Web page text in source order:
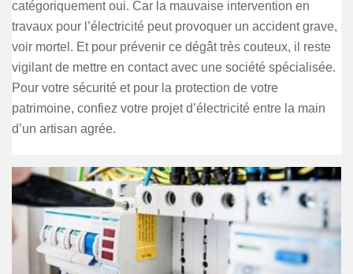
catégoriquement oui. Car la mauvaise intervention en
travaux pour l’électricité peut provoquer un accident grave,
voir mortel. Et pour prévenir ce dégât très couteux, il reste
vigilant de mettre en contact avec une société spécialisée.
Pour votre sécurité et pour la protection de votre
patrimoine, confiez votre projet d’électricité entre la main
d’un artisan agrée.